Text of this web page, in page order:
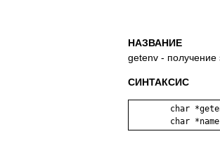
НАЗВАНИЕ
getenv -
СИНТАКСИС